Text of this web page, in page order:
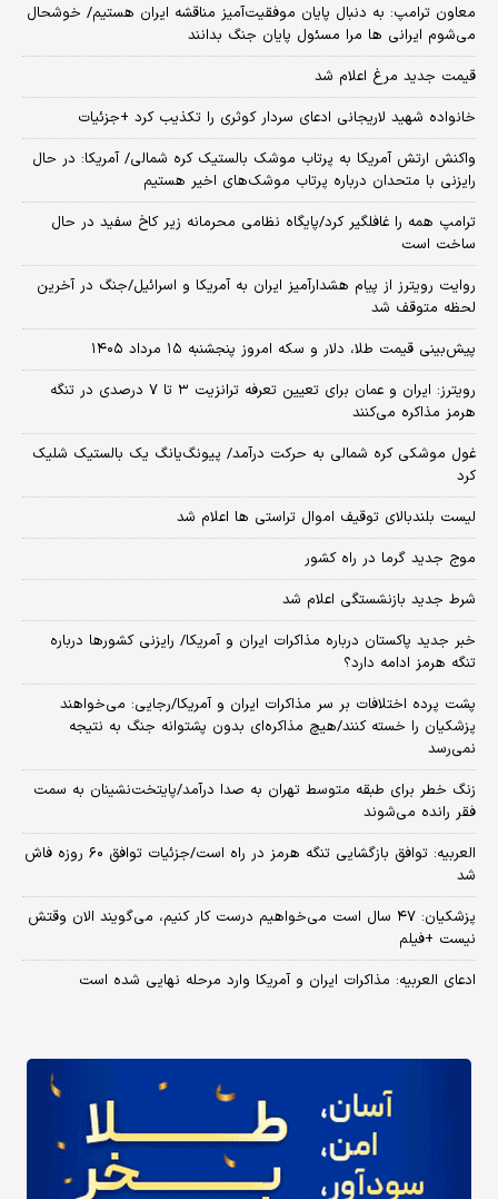
معاون ترامپ: به دنبال پایان موفقیت‌آمیز مناقشه ایران هستیم/ خوشحال
می‌شوم ایرانی ها مرا مسئول پایان جنگ بدانند
قیمت جدید مرغ اعلام شد
خانواده شهید لاریجانی ادعای سردار کوثری را تکذیب کرد +جزئیات
واکنش ارتش آمریکا به پرتاب موشک بالستیک کره شمالی/ آمریکا: در حال
رایزنی با متحدان درباره پرتاب موشک‌های اخیر هستیم
ترامپ همه را غافلگیر کرد/پایگاه نظامی محرمانه زیر کاخ سفید در حال
ساخت است
روایت رویترز از پیام هشدارآمیز ایران به آمریکا و اسرائیل/جنگ در آخرین
لحظه متوقف شد
پیش‌بینی قیمت طلا، دلار و سکه امروز پنجشنبه ۱۵ مرداد ۱۴۰۵
رویترز: ایران و عمان برای تعیین تعرفه ترانزیت ۳ تا ۷ درصدی در تنگه
هرمز مذاکره می‌کنند
غول موشکی کره شمالی به حرکت درآمد/ پیونگ‌یانگ یک بالستیک شلیک
کرد
لیست بلندبالای توقیف اموال تراستی ها اعلام شد
موج جدید گرما در راه کشور
شرط جدید بازنشستگی اعلام شد
خبر جدید پاکستان درباره مذاکرات ایران و آمریکا/ رایزنی کشورها درباره
تنگه هرمز ادامه دارد؟
پشت پرده اختلافات بر سر مذاکرات ایران و آمریکا/رجایی: می‌خواهند
پزشکیان را خسته کنند/هیچ مذاکره‌ای بدون پشتوانه جنگ به نتیجه
نمی‌رسد
زنگ خطر برای طبقه متوسط تهران به صدا درآمد/پایتخت‌نشینان به سمت
فقر رانده می‌شوند
العربیه: توافق بازگشایی تنگه هرمز در راه است/جزئیات توافق ۶۰ روزه فاش
شد
پزشکیان: ۴۷ سال است می‌خواهیم درست کار کنیم، می‌گویند الان وقتش
نیست +فیلم
ادعای العربیه: مذاکرات ایران و آمریکا وارد مرحله نهایی شده است